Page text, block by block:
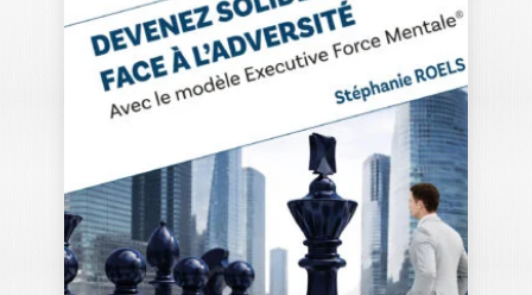
LE MANAGEMENT
ÉQUILIBRÉ
KARIN WARIN| OLIVIER LINOT
SOPHIE DE BRABANDERE